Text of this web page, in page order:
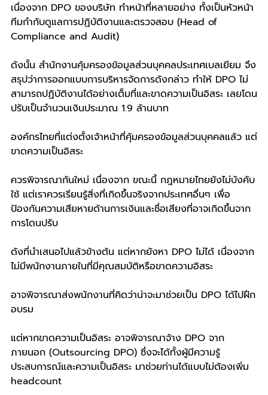
เนื่องจาก DPO ของบริษัท ทำหน้าที่หลายอย่าง ทั้งเป็นหัวหน้า
ทีมกำกับดูแลการปฏิบัติงานและตรวจสอบ (Head of
Compliance and Audit)
ดังนั้น สำนักงานคุ้มครองข้อมูลส่วนบุคคลประเทศเบลเยียม จึง
สรุปว่าการออกแบบการบริหารจัดการดังกล่าว ทำให้ DPO ไม่
สามารถปฏิบัติงานได้อย่างเต็มที่และขาดความเป็นอิสระ เลยโดน
ปรับเป็นจำนวนเงินประมาณ 1.9 ล้านบาท
องค์กรไทยที่แต่งตั้งเจ้าหน้าที่คุ้มครองข้อมูลส่วนบุคคลแล้ว แต่
ขาดความเป็นอิสระ
ควรพิจารณากันใหม่ เนื่องจาก ขณะนี้ กฎหมายไทยยังไม่บังคับ
ใช้ แต่เราควรเรียนรู้สิ่งที่เกิดขึ้นจริงจากประเทศอื่นๆ เพื่อ
ป้องกันความเสียหายด้านการเงินและชื่อเสียงที่อาจเกิดขึ้นจาก
การโดนปรับ
ดังที่นำเสนอไปแล้วข้างต้น แต่หากยังหา DPO ไม่ได้ เนื่องจาก
ไม่มีพนักงานภายในที่มีคุณสมบัติหรือขาดความอิสระ
อาจพิจารณาส่งพนักงานที่คิดว่าน่าจะมาช่วยเป็น DPO ได้ไปฝึก
อบรม
แต่หากขาดความเป็นอิสระ อาจพิจารณาจ้าง DPO จาก
ภายนอก (Outsourcing DPO) ซึ่งจะได้ทั้งผู้มีความรู้
ประสบการณ์และความเป็นอิสระ มาช่วยท่านได้แบบไม่ต้องเพิ่ม
headcount